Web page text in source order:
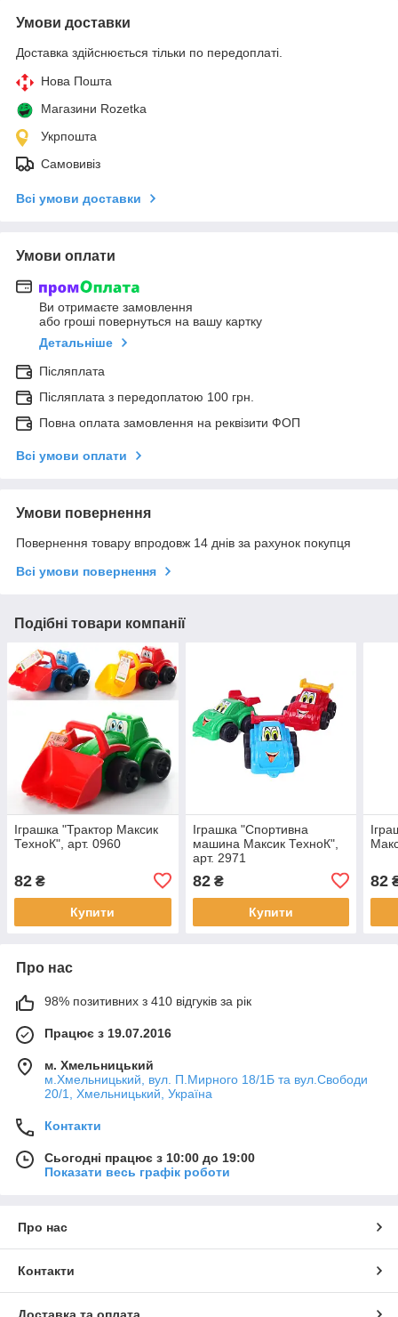
Умови доставки
Доставка здійснюється тільки по передоплаті.
Нова Пошта
Магазини Rozetka
Укрпошта
Самовивіз
Всі умови доставки
Умови оплати
Ви отримаєте замовлення
або гроші повернуться на вашу картку
Детальніше
Післяплата
Післяплата з передоплатою 100 грн.
Повна оплата замовлення на реквізити ФОП
Всі умови оплати
Умови повернення
Повернення товару впродовж 14 днів за рахунок покупця
Всі умови повернення
Подібні товари компанії
Іграшка "Трактор Максик
ТехноК", арт. 0960
82 ₴
Купити
Іграшка "Спортивна
машина Максик ТехноК",
арт. 2971
82₴
Купити
82
Про нас
98% позитивних з 410 відгуків за рік
Працює з 19.07.2016
м. Хмельницький
м.Хмельницький, вул. П.Мирного 18/1Б та вул.Свободи
20/1, Хмельницький, Україна
Контакти
Сьогодні працює з 10:00 до 19:00
Показати весь графік роботи
Про нас
Контакти